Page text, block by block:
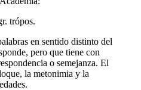
trópos.
en sentido distinto del
pero que tiene con
o semejanza. El
la metonimia y la